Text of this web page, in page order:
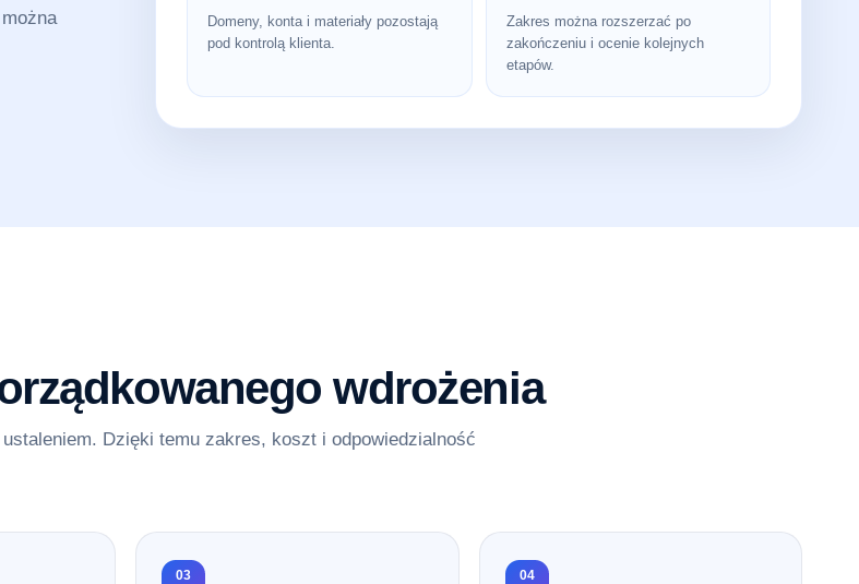
Domeny, konta i materiały pozostają
pod kontrolą klienta.
Zakres można rozszerzać po
zakończeniu i ocenie kolejnych
etapów.
wdrożenia
Dzięki temu zakres, koszt i odpowiedzialność
03 04